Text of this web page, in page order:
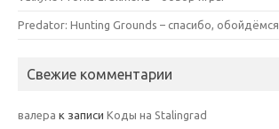
Predator: Hunting Grounds – спасибо, обойдёмся
Свежие комментарии
валера к записи Коды на Stalingrad